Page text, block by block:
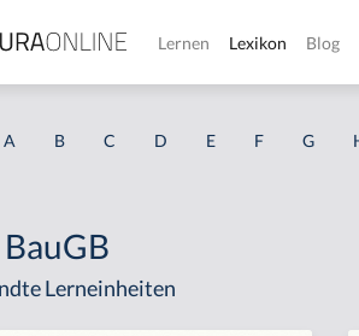
Lernen Lexikon Blog
A B C D E F G
Lerneinheiten